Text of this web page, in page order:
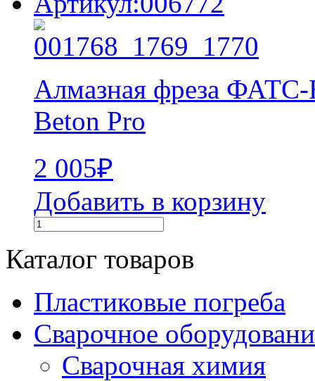
Алмазная фреза
Beton Pro
2 005₽
Добавить в корзину
Каталог товаров
Пластиковые погреба
Сварочное
Сварочная химия